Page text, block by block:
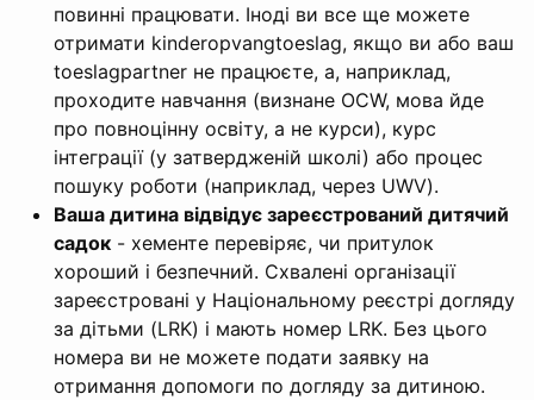
повинні працювати. Іноді ви все ще можете
отримати kinderopvangtoeslag, якщо ви або ваш
toeslagpartner не працюєте, а, наприклад,
проходите навчання (визнане OCW, мова йде
про повноцінну освіту, а не курси), курс
інтеграції (у затвердженій школі) або процес
пошуку роботи (наприклад, через UWV).
Ваша дитина відвідує зареєстрований дитячий
садок - хементе перевіряє, чи притулок
хороший і безпечний. Схвалені організації
зареєстровані у Національному реєстрі догляду
за дітьми (LRK) і мають номер LRK. Без цього
номера ви не можете подати заявку на
отримання допомоги по догляду за дитиною.